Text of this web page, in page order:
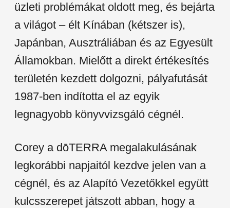
üzleti problémákat oldott meg, és bejárta
a világot – élt Kínában (kétszer is),
Japánban, Ausztráliában és az Egyesült
Államokban. Mielőtt a direkt értékesítés
területén kezdett dolgozni, pályafutását
1987-ben indította el az egyik
legnagyobb könyvvizsgáló cégnél.
Corey a dōTERRA megalakulásának
legkorábbi napjaitól kezdve jelen van a
cégnél, és az Alapító Vezetőkkel együtt
kulcsszerepet játszott abban, hogy a